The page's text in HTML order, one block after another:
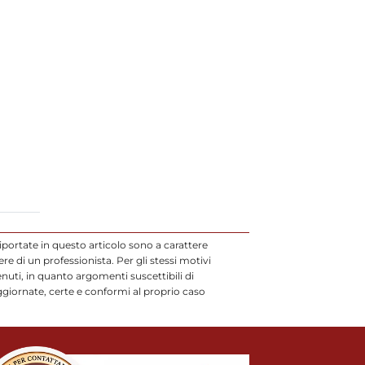
in questo articolo sono a carattere
di un professionista. Per gli stessi motivi
in quanto argomenti suscettibili di
certe e conformi al proprio caso